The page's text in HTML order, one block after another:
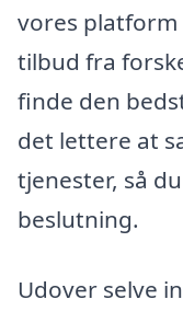
vores
tilbud fra
finde den
det lettere at
tjenester, så
beslutning.
Udover selve